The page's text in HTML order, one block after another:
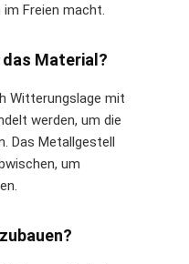
Freien macht.
Material?
Witterungslage mit
werden, um die
Das Metallgestell
um